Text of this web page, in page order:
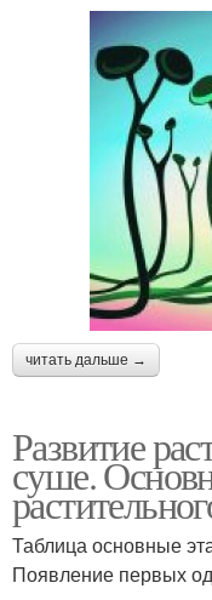
читать дальше →
Развитие
суше.
Таблица основные
Появление первых